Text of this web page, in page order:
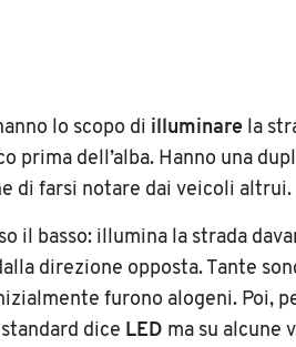
lo scopo di illuminare la
prima dell’alba. Hanno una
di farsi notare dai veicoli altrui.
il basso: illumina la strada
direzione opposta. Tante
furono alogeni. Poi,
dice LED ma su alcune